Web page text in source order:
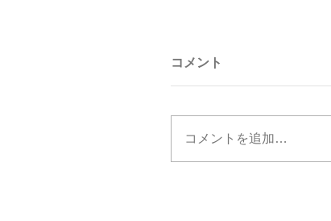
コメント
コメントを追加…